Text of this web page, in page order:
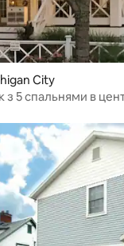
City
з 5 спальнями в